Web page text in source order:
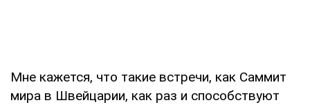
Мне кажется, что такие встречи, как Саммит
мира в Швейцарии, как раз и способствуют